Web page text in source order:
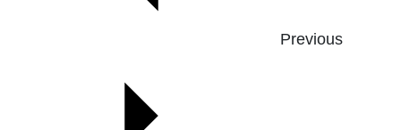
Previous